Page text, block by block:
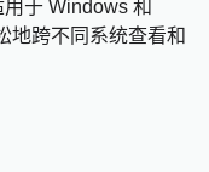
于 Windows 和
地跨不同系统查看和